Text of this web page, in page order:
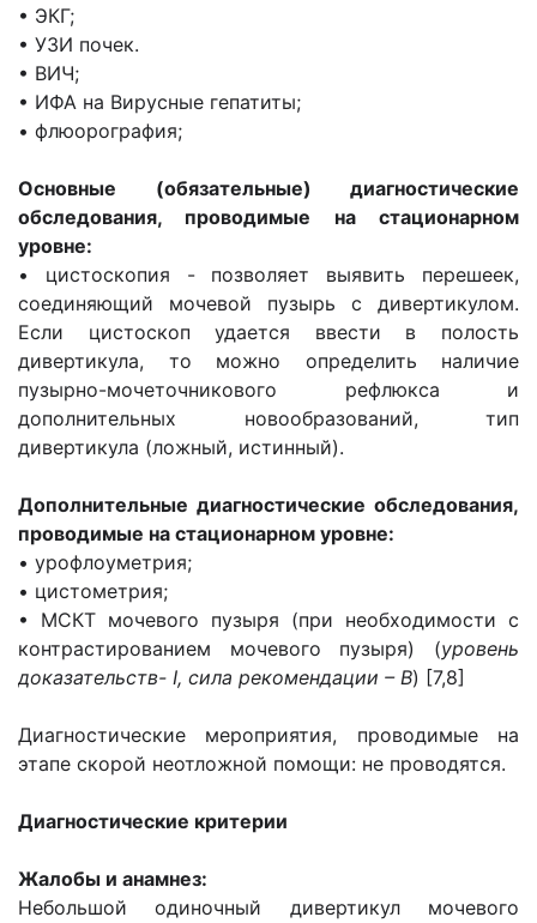
• ЭКГ;
• УЗИ почек.
• ВИЧ;
• ИФА на Вирусные гепатиты;
• флюорография;
Основные (обязательные) диагностические
обследования, проводимые на стационарном
уровне:
• цистоскопия - позволяет выявить перешеек,
соединяющий мочевой пузырь с дивертикулом.
Если цистоскоп удается ввести в полость
дивертикула, то можно определить наличие
пузырно-мочеточникового рефлюкса и
дополнительных новообразований, тип
дивертикула (ложный, истинный).
Дополнительные диагностические обследования,
проводимые на стационарном уровне:
• урофлоуметрия;
• цистометрия;
• МСКТ мочевого пузыря (при необходимости с
контрастированием мочевого пузыря) (уровень
доказательств- I, сила рекомендации – В) [7,8]
Диагностические мероприятия, проводимые на
этапе скорой неотложной помощи: не проводятся.
Диагностические критерии
Жалобы и анамнез:
Небольшой одиночный дивертикул мочевого